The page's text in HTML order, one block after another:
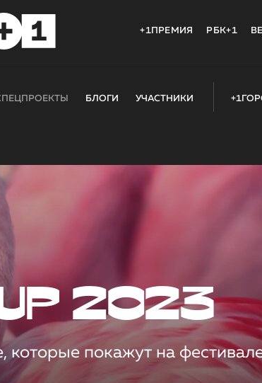
+1ПРЕМИЯ РБК+1
БЛОГИ УЧАСТНИКИ
2023
которые покажут на